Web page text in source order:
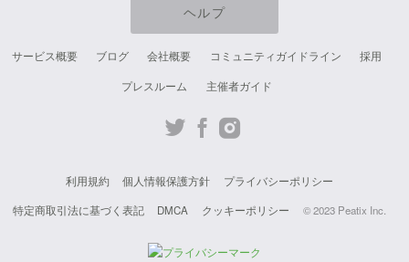
ヘルプ
サービス概要 ブログ 会社概要 コミュニティガイドライン 採用
プレスルーム 主催者ガイド
ok
am
利用規約 個人情報保護方針 プライバシーポリシー
特定商取引法に基づく表記 DMCA クッキーポリシー © 2023 Peatix Inc.